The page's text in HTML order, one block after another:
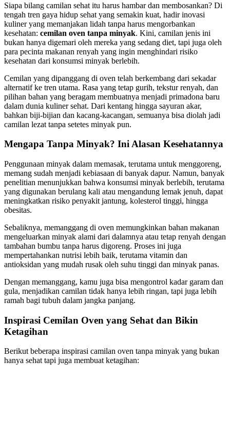
Siapa bilang camilan sehat itu harus hambar dan membosankan? Di
tengah tren gaya hidup sehat yang semakin kuat, hadir inovasi
kuliner yang memanjakan lidah tanpa harus mengorbankan
kesehatan: cemilan oven tanpa minyak. Kini, camilan jenis ini
bukan hanya digemari oleh mereka yang sedang diet, tapi juga oleh
para pecinta makanan renyah yang ingin menghindari risiko
kesehatan dari konsumsi minyak berlebih.
Cemilan yang dipanggang di oven telah berkembang dari sekadar
alternatif ke tren utama. Rasa yang tetap gurih, tekstur renyah, dan
pilihan bahan yang beragam membuatnya menjadi primadona baru
dalam dunia kuliner sehat. Dari kentang hingga sayuran akar,
bahkan biji-bijian dan kacang-kacangan, semuanya bisa diolah jadi
camilan lezat tanpa setetes minyak pun.
Mengapa Tanpa Minyak? Ini Alasan Kesehatannya
Penggunaan minyak dalam memasak, terutama untuk menggoreng,
memang sudah menjadi kebiasaan di banyak dapur. Namun, banyak
penelitian menunjukkan bahwa konsumsi minyak berlebih, terutama
yang digunakan berulang kali atau mengandung lemak jenuh, dapat
meningkatkan risiko penyakit jantung, kolesterol tinggi, hingga
obesitas.
Sebaliknya, memanggang di oven memungkinkan bahan makanan
mengeluarkan minyak alami dari dalamnya atau tetap renyah dengan
tambahan bumbu tanpa harus digoreng. Proses ini juga
mempertahankan nutrisi lebih baik, terutama vitamin dan
antioksidan yang mudah rusak oleh suhu tinggi dan minyak panas.
Dengan memanggang, kamu juga bisa mengontrol kadar garam dan
gula, menjadikan camilan tidak hanya lebih ringan, tapi juga lebih
ramah bagi tubuh dalam jangka panjang.
Inspirasi Cemilan Oven yang Sehat dan Bikin
Ketagihan
Berikut beberapa inspirasi camilan oven tanpa minyak yang bukan
hanya sehat tapi juga membuat ketagihan: